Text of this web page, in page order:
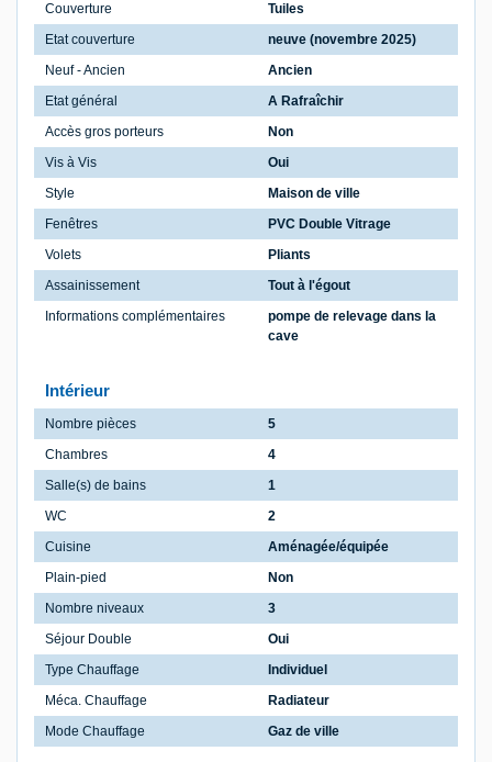
Couverture
Tuiles
Etat couverture
neuve (novembre 2025)
Neuf - Ancien
Ancien
Etat général
A Rafraîchir
Accès gros porteurs
Non
Vis à Vis
Oui
Style
Maison de ville
Fenêtres
PVC Double Vitrage
Volets
Pliants
Assainissement
Tout à l'égout
Informations complémentaires
pompe de relevage dans la
cave
Intérieur
Nombre pièces
5
Chambres
4
Salle(s) de bains
1
WC
2
Cuisine
Aménagée/équipée
Plain-pied
Non
Nombre niveaux
3
Séjour Double
Oui
Type Chauffage
Individuel
Méca. Chauffage
Radiateur
Mode Chauffage
Gaz de ville